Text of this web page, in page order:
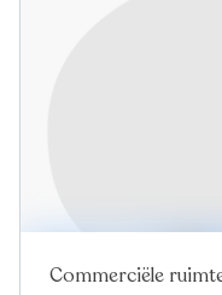
Commerciële